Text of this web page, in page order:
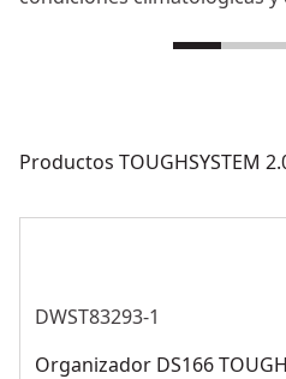
Productos TOUGHSYSTEM
DWST83293-1
Organizador DS166